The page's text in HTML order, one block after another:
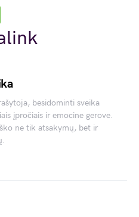
besidominti sveika
įpročiais ir emocine gerove.
ne tik atsakymų, bet ir